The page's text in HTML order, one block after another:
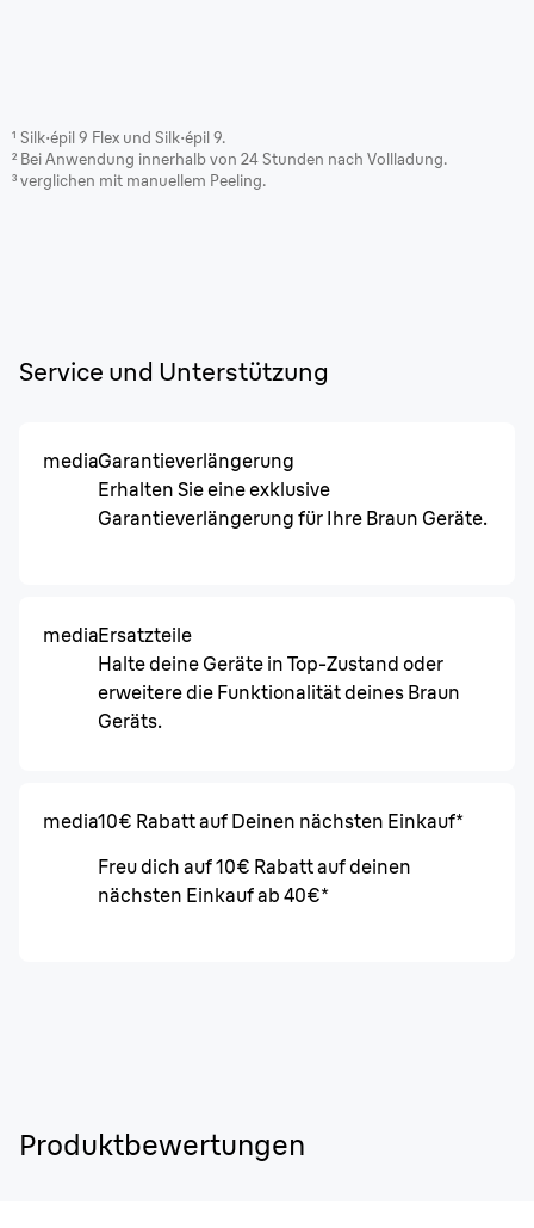
¹ Silk·épil 9 Flex und Silk·épil 9.
² Bei Anwendung innerhalb von 24 Stunden nach Vollladung.
³verglichen mit manuellem Peeling.
Service und Unterstützung
mediaGarantieverlängerung
Erhalten Sie eine exklusive
Garantieverlängerung für Ihre Braun Geräte.
mediaErsatzteile
Halte deine Geräte in Top-Zustand oder
erweitere die Funktionalität deines Braun
Geräts.
media10€ Rabatt auf Deinen nächsten Einkauf*
Freu dich auf 10€ Rabatt auf deinen
nächsten Einkauf ab 40€*
Produktbewertungen